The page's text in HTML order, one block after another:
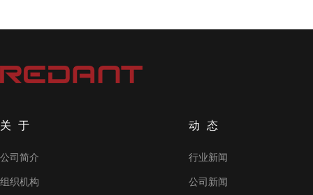
关于
公司简介
组织机构
动态
行业新闻
公司新闻